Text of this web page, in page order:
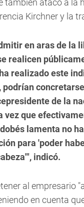
también atacó a la
Kirchner y la
en aras de la
realicen
realizado este
de la
vez que
lamenta no
para 'poder
indicó.
al empresario
en cuenta